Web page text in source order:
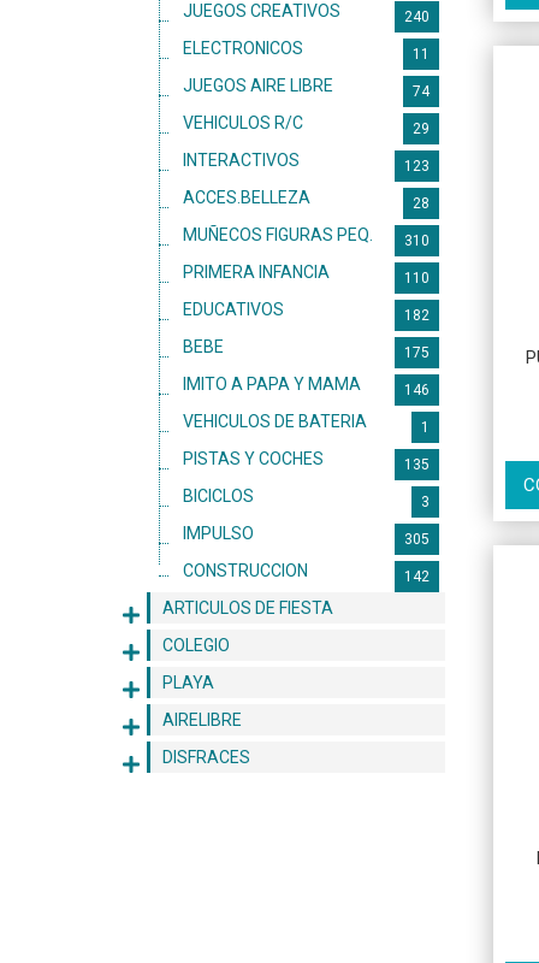
JUEGOS CREATIVOS 240
ELECTRONICOS 11
JUEGOS AIRE LIBRE 74
VEHICULOS R/C 29
INTERACTIVOS 123
ACCES.BELLEZA 28
MUÑECOS FIGURAS PEQ. 310
PRIMERA INFANCIA 110
EDUCATIVOS 182
BEBE 175
IMITO A PAPA Y MAMA 146
VEHICULOS DE BATERIA 1
PISTAS Y COCHES 135
BICICLOS 3
IMPULSO 305
CONSTRUCCION 142
ARTICULOS DE FIESTA
COLEGIO
PLAYA
AIRELIBRE
DISFRACES